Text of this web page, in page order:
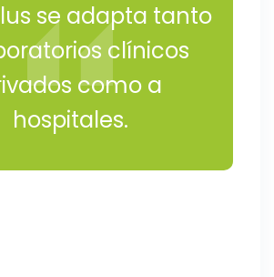
se adapta tanto
clínicos
como a
hospitales.